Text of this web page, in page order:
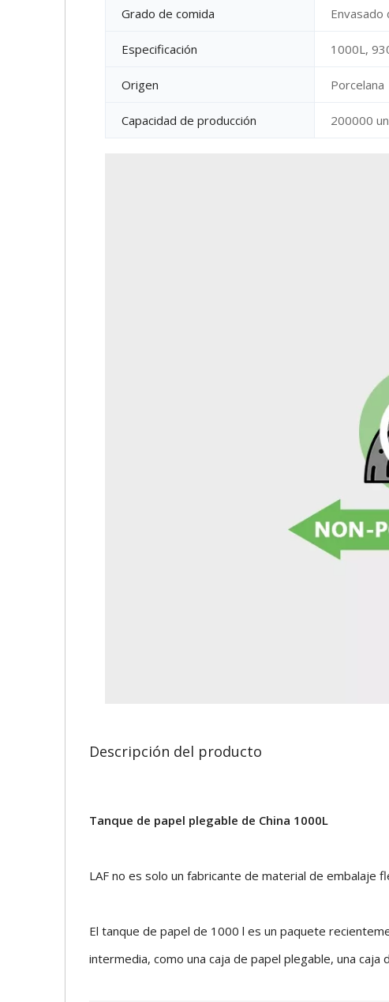
Grado de comida Envasado
Especificación 1000L,
Origen Porcelana
Capacidad de producción 200000
Descripción del producto
Tanque de papel plegable de China 1000L
LAF no es solo un fabricante de material de embalaje
El tanque de papel de 1000 l es un paquete
intermedia, como una caja de papel plegable, una caja